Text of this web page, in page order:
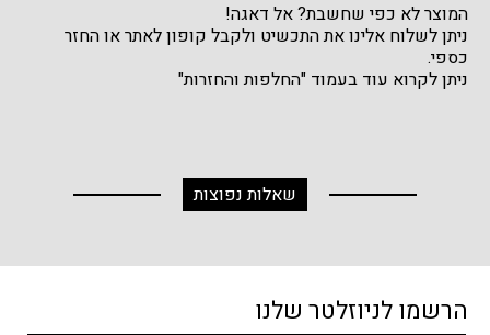
המוצר לא כפי שחשבת? אל דאגה!
ניתן לשלוח אלינו את התכשיט ולקבל קופון לאתר או החזר
כספי.
ניתן לקרוא עוד בעמוד "החלפות והחזרות"
שאלות נפוצות
הרשמו לניוזלטר שלנו